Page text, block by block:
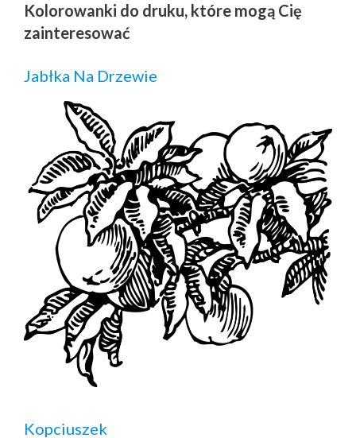
Kolorowanki do druku, które mogą Cię
zainteresować
Jabłka Na Drzewie
Kopciuszek